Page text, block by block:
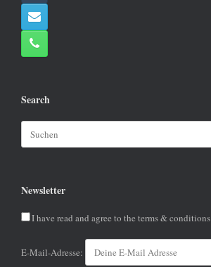
Search
Suchen
nach:
Newsletter
I have read and agree to the terms & conditions
E-Mail-Adresse: